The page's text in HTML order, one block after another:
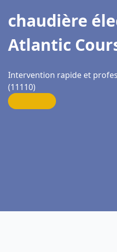
chaudière
Atlantic
Intervention rapide et
(11110)